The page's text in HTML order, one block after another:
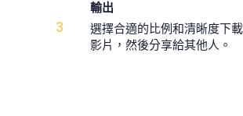
3
輸出
選擇合適的比例和清晰度下
影片，然後分享給其他人。